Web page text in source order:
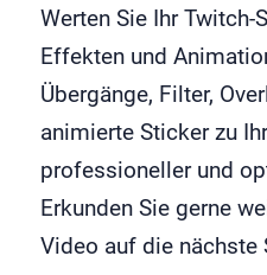
Werten Sie Ihr
Effekten und
Übergänge, Filter,
animierte Sticker zu
professioneller und
Erkunden Sie gerne
Video auf die nächste